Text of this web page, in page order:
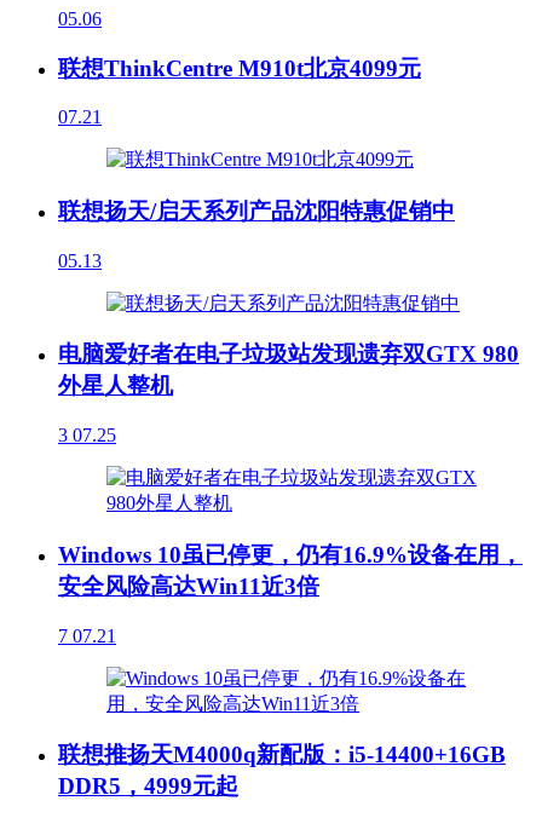
05.06
联想ThinkCentre M910t北京4099元
07.21
联想扬天/启天系列产品沈阳特惠促销中
05.13
电脑爱好者在电子垃圾站发现遗弃双GTX 980
外星人整机
3 07.25
Windows 10虽已停更，仍有16.9%设备在用，
安全风险高达Win11近3倍
7 07.21
联想推扬天M4000q新配版：i5-14400+16GB
DDR5，4999元起